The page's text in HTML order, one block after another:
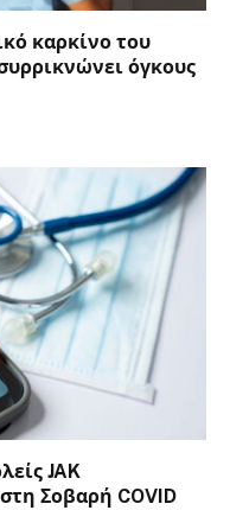
καρκίνο του
όγκους
JAK
Σοβαρή COVID